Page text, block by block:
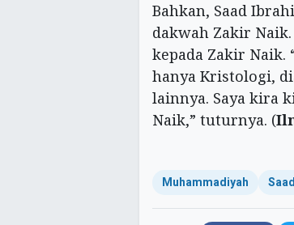
Bahkan, Saad
dakwah Zakir
kepada Zakir Naik.
hanya Kristologi,
lainnya. Saya kira
Naik,” tuturnya. (
Muhammadiyah